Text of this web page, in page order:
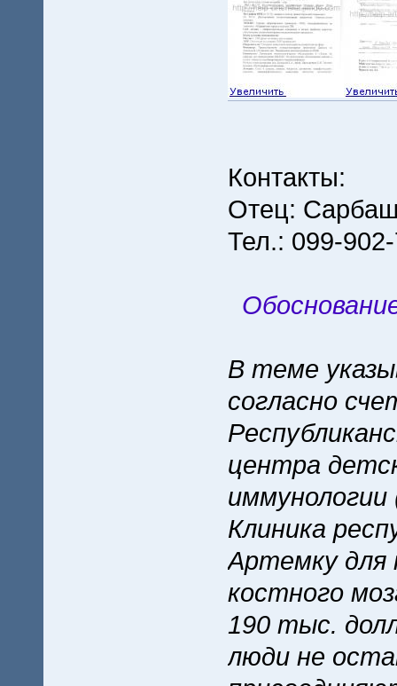
Контакты:
Отец:
Тел.: 099-
В теме
согласно
центра
иммунологии
Клиника
Артемку для
костного
190 тыс.
люди не